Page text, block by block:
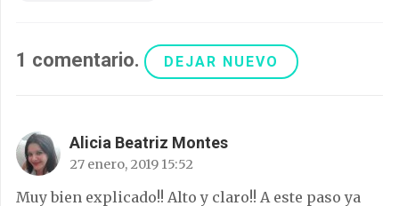
1 comentario. DEJAR NUEVO
Alicia Beatriz Montes
27 enero, 2019 15:52
Muy bien explicado!! Alto y claro!! A este paso ya